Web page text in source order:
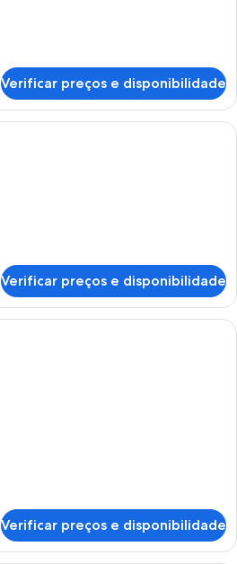
Verificar preços e disponibilidade
Edredons de pluma, camas com
Verificar preços e disponibilidade
Quarto de hotel com duas camas,
Verificar preços e disponibilidade